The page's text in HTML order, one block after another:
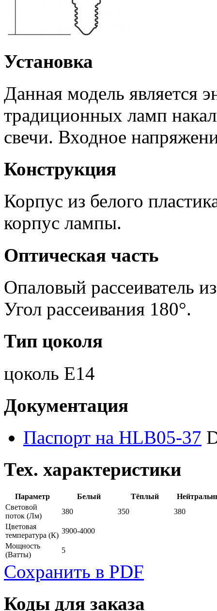
Установка
Данная модель является
традиционных ламп
свечи. Входное
Конструкция
Корпус из белого
корпус лампы.
Оптическая часть
Опаловый рассеиватель
Угол рассеивания 180°.
Тип цоколя
цоколь E14
Документация
Паспорт на HLB05-37
Тех. характеристики
Параметр Белый Тёплый
Световой
поток (Лм)
380 350
380
Цветовая
температура (К)
3900-4000
Мощность
(Ватты)
5
Сохранить в PDF
Коды для заказа